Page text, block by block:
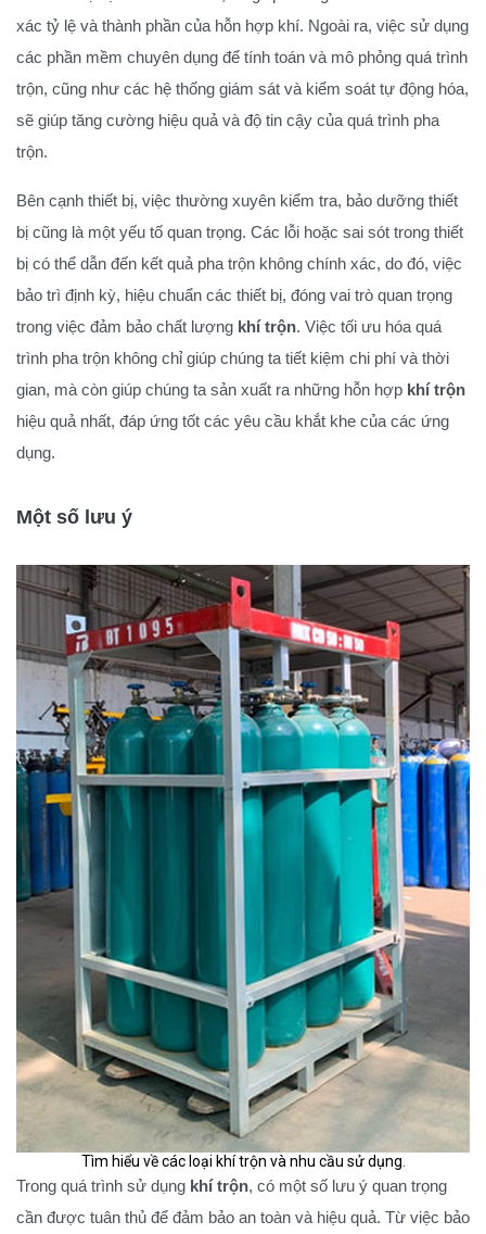
xác tỷ lệ và thành phần của hỗn hợp khí. Ngoài ra, việc sử dụng
các phần mềm chuyên dụng để tính toán và mô phỏng quá trình
trộn, cũng như các hệ thống giám sát và kiểm soát tự động hóa,
sẽ giúp tăng cường hiệu quả và độ tin cậy của quá trình pha
trộn.
Bên cạnh thiết bị, việc thường xuyên kiểm tra, bảo dưỡng thiết
bị cũng là một yếu tố quan trọng. Các lỗi hoặc sai sót trong thiết
bị có thể dẫn đến kết quả pha trộn không chính xác, do đó, việc
bảo trì định kỳ, hiệu chuẩn các thiết bị, đóng vai trò quan trọng
trong việc đảm bảo chất lượng khí trộn. Việc tối ưu hóa quá
trình pha trộn không chỉ giúp chúng ta tiết kiệm chi phí và thời
gian, mà còn giúp chúng ta sản xuất ra những hỗn hợp khí trộn
hiệu quả nhất, đáp ứng tốt các yêu cầu khắt khe của các ứng
dụng.
Một số lưu ý
Tìm hiểu về các loại khí trộn và nhu cầu sử dụng.
Trong quá trình sử dụng khí trộn, có một số lưu ý quan trọng
cần được tuân thủ để đảm bảo an toàn và hiệu quả. Từ việc bảo